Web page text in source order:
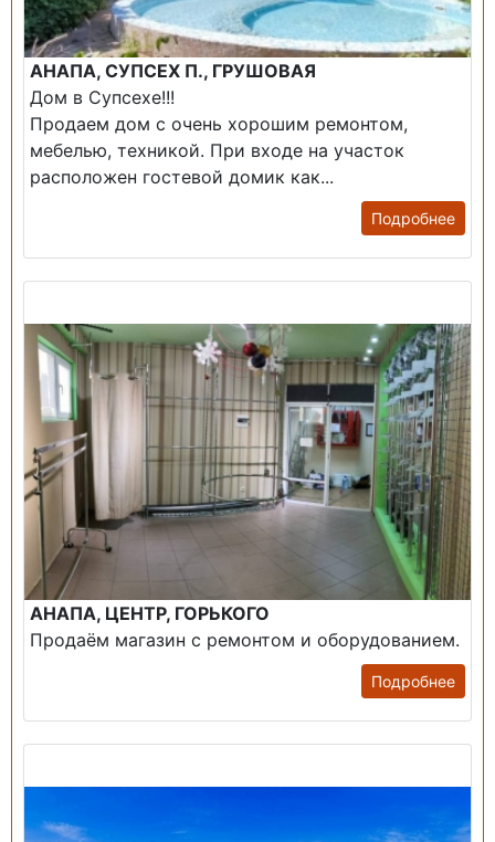
АНАПА, СУПСЕХ П., ГРУШОВАЯ
Дом в Супсехе!!!
Продаем дом с очень хорошим ремонтом,
мебелью, техникой. При входе на участок
расположен гостевой домик как...
Подробнее
АНАПА, ЦЕНТР, ГОРЬКОГО
Продаём магазин с ремонтом и оборудованием.
Подробнее